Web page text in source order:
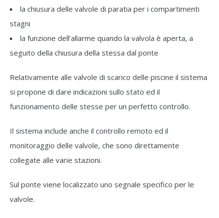
la chiusura delle valvole di paratia per i compartimenti
stagni
la funzione dell’allarme quando la valvola è aperta, a
seguito della chiusura della stessa dal ponte
Relativamente alle valvole di scarico delle piscine il sistema
si propone di dare indicazioni sullo stato ed il
funzionamento delle stesse per un perfetto controllo.
Il sistema include anche il controllo remoto ed il
monitoraggio delle valvole, che sono direttamente
collegate alle varie stazioni.
Sul ponte viene localizzato uno segnale specifico per le
valvole.